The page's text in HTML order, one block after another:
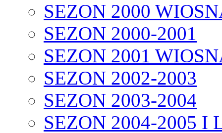
SEZON 2000
SEZON 2000-2001
SEZON 2001
SEZON 2002-2003
SEZON 2003-2004
SEZON 2004-2005 I